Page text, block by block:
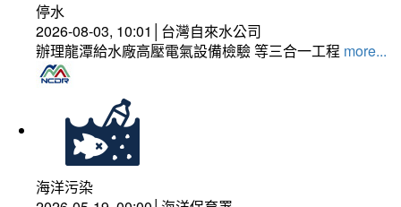
停水
2026-08-03, 10:01│台灣自來水公司
辦理龍潭給水廠高壓電氣設備檢驗 等三合一工程 more...
海洋污染